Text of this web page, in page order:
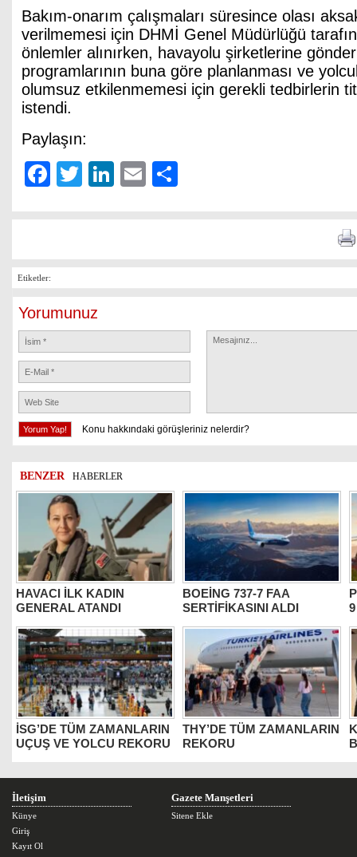
Bakım-onarım çalışmaları süresince olası
verilmemesi için DHMİ Genel Müdürlüğü
önlemler alınırken, havayolu şirketlerine
programlarının buna göre planlanması ve
olumsuz etkilenmemesi için gerekli tedbirlerin
istendi.
Paylaşın:
Facebook
TwitterLinkedIn
Email
Etiketler:
Yorumunuz
Konu hakkındaki görüşleriniz nelerdir?
BENZER HABERLER
HAVACI İLK KADIN
GENERAL ATANDI
BOEİNG 737-7 FAA
SERTİFİKASINI ALDI
İSG’DE TÜM ZAMANLARIN
UÇUŞ VE YOLCU REKORU
THY’DE TÜM ZAMANLARIN
REKORU
İletişim
Künye
Giriş
Kayıt Ol
Gazete Manşetleri
Sitene Ekle